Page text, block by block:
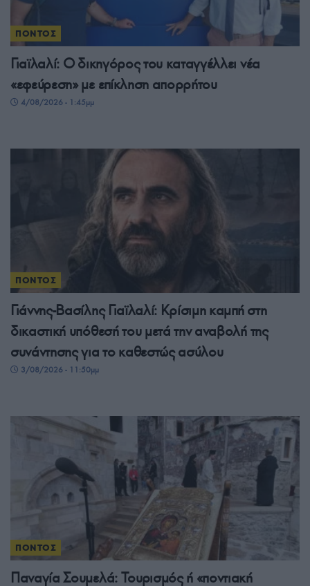
ΠΟΝΤΟΣ
Γιαϊλαλί: Ο δικηγόρος του καταγγέλλει νέα
«εφεύρεση» με επίκληση απορρήτου
4/08/2026 - 1:45μμ
ΠΟΝΤΟΣ
Γιάννης-Βασίλης Γιαϊλαλί: Κρίσιμη καμπή στη
δικαστική υπόθεσή του μετά την αναβολή της
συνάντησης για το καθεστώς ασύλου
3/08/2026 - 11:50μμ
ΠΟΝΤΟΣ
Παναγία Σουμελά: Τουρισμός ή «ποντιακή